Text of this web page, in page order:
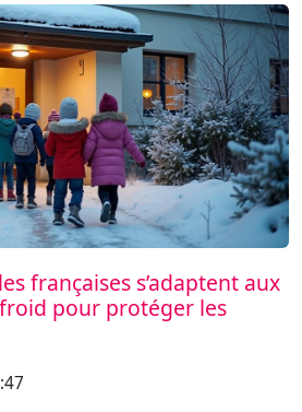
françaises s’adaptent aux
pour protéger les